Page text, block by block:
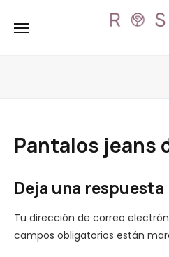
Pantalos jeans
Deja una respuesta
Tu dirección de correo
campos obligatorios están